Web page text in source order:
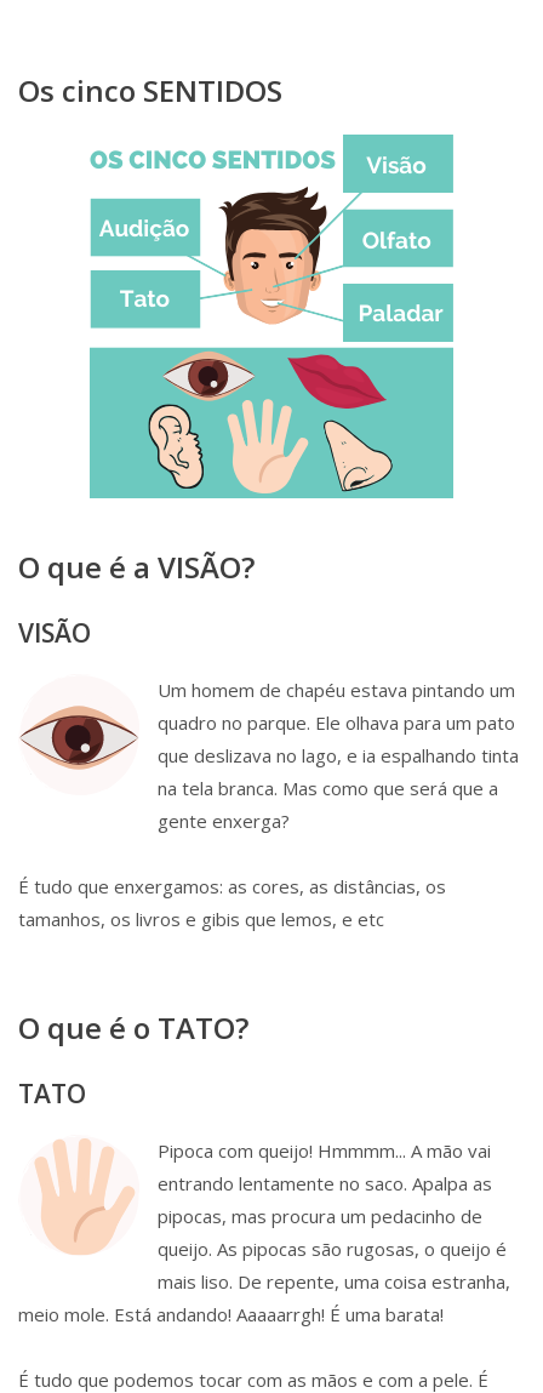
Os cinco SENTIDOS
O que é a VISÃO?
VISÃO
Um homem de chapéu estava pintando um
quadro no parque. Ele olhava para um pato
que deslizava no lago, e ia espalhando tinta
na tela branca. Mas como que será que a
gente enxerga?
É tudo que enxergamos: as cores, as distâncias, os
tamanhos, os livros e gibis que lemos, e etc
O que é o TATO?
TATO
Pipoca com queijo! Hmmmm... A mão vai
entrando lentamente no saco. Apalpa as
pipocas, mas procura um pedacinho de
queijo. As pipocas são rugosas, o queijo é
mais liso. De repente, uma coisa estranha,
meio mole. Está andando! Aaaaarrgh! É uma barata!
É tudo que podemos tocar com as mãos e com a pele. É